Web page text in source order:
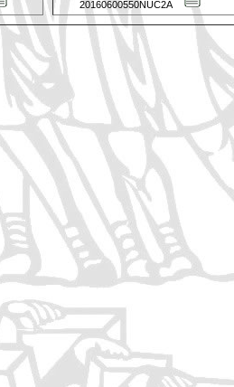
20160600550NUC2A